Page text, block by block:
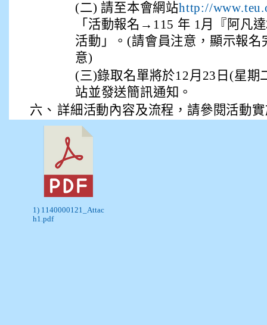
(二) 請至本會網站http://
「活動報名→115 年 1月『阿凡
活動」。(請會員注意，顯示報
意)
(三)錄取名單將於12月23日(星期
站並發送簡訊通知。
六、 詳細活動內容及流程，請參閱活動
1) 1140000121_Attac
h1.pdf